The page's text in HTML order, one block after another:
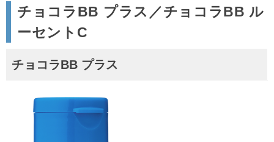
チョコラBB プラス／チョコラBB ル
ーセントC
チョコラBB プラス